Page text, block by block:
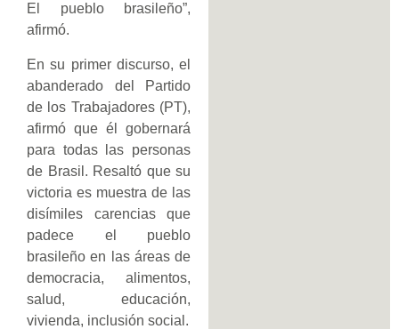
El pueblo brasileño”,
afirmó.
En su primer discurso, el
abanderado del Partido
de los Trabajadores (PT),
afirmó que él gobernará
para todas las personas
de Brasil. Resaltó que su
victoria es muestra de las
disímiles carencias que
padece el pueblo
brasileño en las áreas de
democracia, alimentos,
salud, educación,
vivienda, inclusión social.